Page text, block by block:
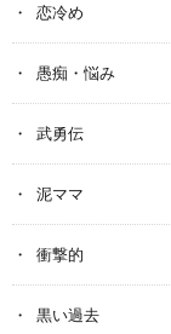
恋冷め
愚痴・悩み
武勇伝
泥ママ
衝撃的
黒い過去